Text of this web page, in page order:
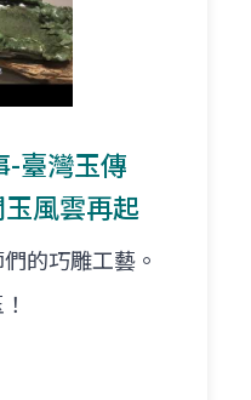
-臺灣玉傳
風雲再起
的巧雕工藝。